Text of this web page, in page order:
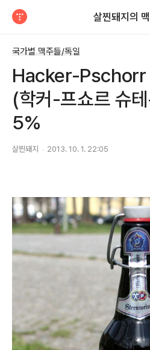
살찐돼지의
국가별 맥주들/독일
Hacker-
(학커-프쇼르 슈
5%
살찐돼지 2013. 10. 1. 22:05